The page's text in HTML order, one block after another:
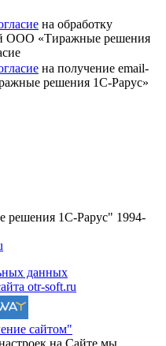
на обработку
ООО «Тиражные решения
на получение email-
решения 1С-Рарус»
1С-Рарус" 1994-
данных
otr-soft.ru
сайтом"
на Сайте мы